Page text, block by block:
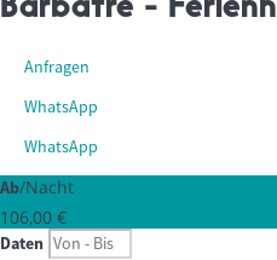
Barbâtre -
Anfragen
WhatsApp
WhatsApp
Ab/Nacht
106,00 €
Daten